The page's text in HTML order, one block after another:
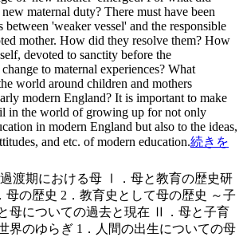
maternal duty? There must have been
between 'weaker vessel' and the responsible
mother. How did they resolve them? How
devoted to sanctity before the
to maternal experiences? What
world around children and mothers
modern England? It is important to make
in the world of growing up for not only
in modern England but also to the ideas,
and etc. of modern education.続きを
渡期における母 Ⅰ．母と教育の歴史研
母の歴史 2．教育史として母の歴史 ～子
母についての過去と現在 Ⅱ．母と子育
界のゆらぎ 1．人間の出生についての母